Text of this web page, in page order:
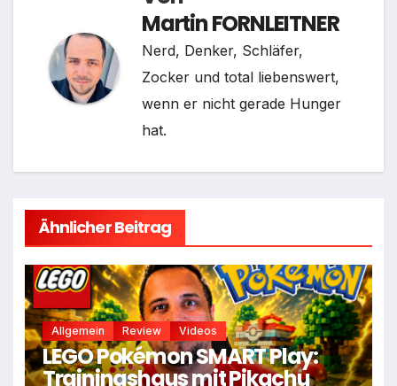
Martin FORNLEITNER
Nerd, Denker, Schläfer,
Zocker und total liebenswert,
wenn er nicht gerade Hunger
hat.
Ähnlicher Beitrag
Allgemein Review Videos
LEGO Pokémon SMART Play:
Trainingshaus mit Pikachu